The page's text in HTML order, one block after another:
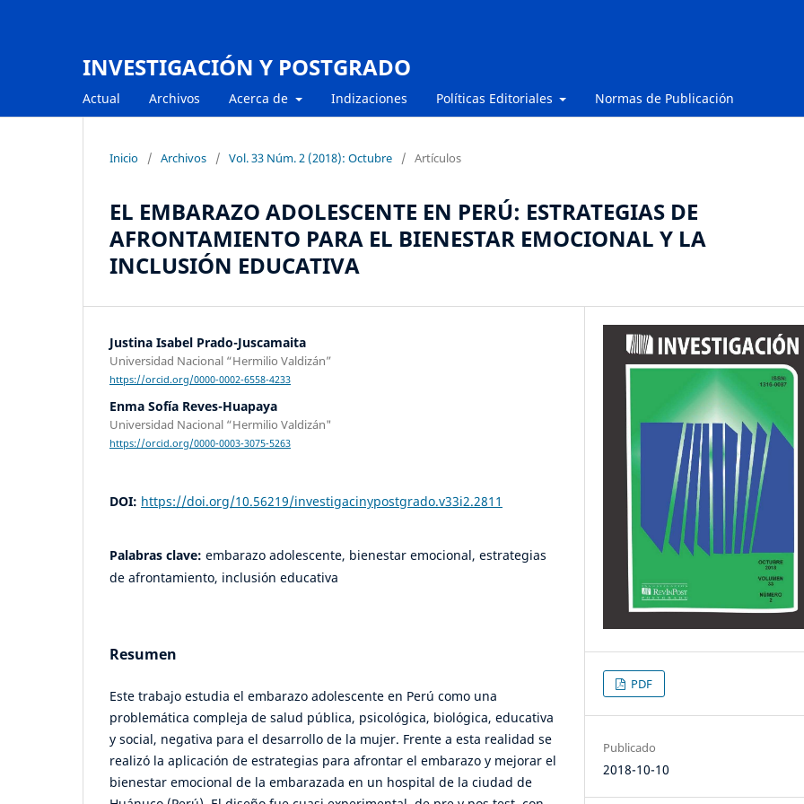
INVESTIGACIÓN Y POSTGRADO
Actual Archivos Acerca de Indizaciones Políticas Editoriales Normas de Publicación
Inicio / Archivos / Vol. 33 Núm. 2 (2018): Octubre / Artículos
EL EMBARAZO ADOLESCENTE EN PERÚ: ESTRATEGIAS DE
AFRONTAMIENTO PARA EL BIENESTAR EMOCIONAL Y LA
INCLUSIÓN EDUCATIVA
Justina Isabel Prado-Juscamaita
Universidad Nacional “Hermilio Valdizán”
https://orcid.org/0000-0002-6558-4233
Enma Sofía Reves-Huapaya
Universidad Nacional “Hermilio Valdizán"
https://orcid.org/0000-0003-3075-5263
DOI: https://doi.org/10.56219/investigacinypostgrado.v33i2.2811
Palabras clave: embarazo adolescente, bienestar emocional, estrategias
de afrontamiento, inclusión educativa
Resumen
Este trabajo estudia el embarazo adolescente en Perú como una
problemática compleja de salud pública, psicológica, biológica, educativa
y social, negativa para el desarrollo de la mujer. Frente a esta realidad se
realizó la aplicación de estrategias para afrontar el embarazo y mejorar el
bienestar emocional de la embarazada en un hospital de la ciudad de
PDF
Publicado
2018-10-10